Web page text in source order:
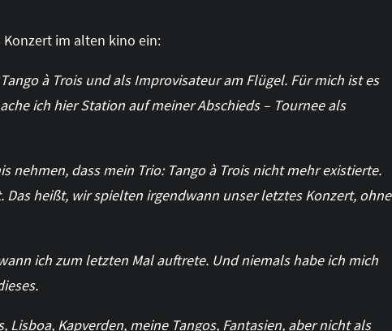
im alten kino ein:
à Trois und als Improvisateur am Flügel. Für mich ist es
ich hier Station auf meiner Abschieds – Tournee als
nehmen, dass mein Trio: Tango à Trois nicht mehr existierte.
heißt, wir spielten irgendwann unser letztes Konzert, ohne
ich zum letzten Mal auftrete. Und niemals habe ich mich
Lisboa, Kapverden, meine Tangos, Fantasien, aber nicht als